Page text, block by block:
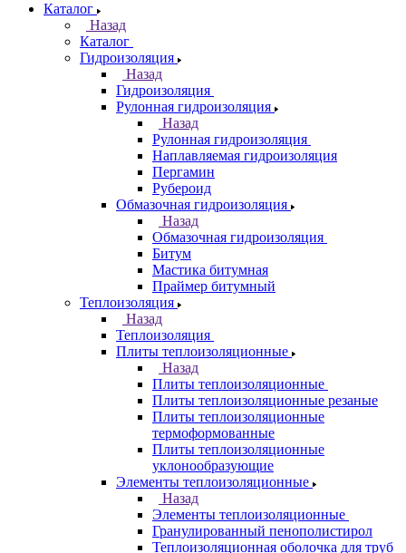
Каталог
Назад
Каталог
Гидроизоляция
Назад
Гидроизоляция
Рулонная гидроизоляция
Назад
Рулонная гидроизоляция
Наплавляемая гидроизоляция
Пергамин
Рубероид
Обмазочная гидроизоляция
Назад
Обмазочная гидроизоляция
Битум
Мастика битумная
Праймер битумный
Теплоизоляция
Назад
Теплоизоляция
Плиты теплоизоляционные
Назад
Плиты теплоизоляционные
Плиты теплоизоляционные резаные
Плиты теплоизоляционные
термоформованные
Плиты теплоизоляционные
уклонообразующие
Элементы теплоизоляционные
Назад
Элементы теплоизоляционные
Гранулированный пенополистирол
Теплоизоляционная оболочка для труб